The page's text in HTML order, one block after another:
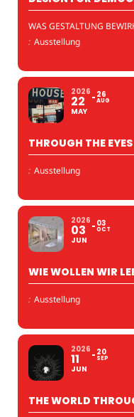
WAS GESTALTUNG
: Ausstellung
2026
22
MAY
26
AUG
THROUGH THE
: Ausstellung
2026
03
JUN
03
OCT
WIE WOLLEN WIR
: Ausstellung
2026
11
JUN
20
SEP
THE WORLD